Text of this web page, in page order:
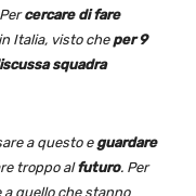
cercare di fare
Italia, visto che per 9
squadra
a questo e guardare
troppo alfuturo. Per
a quello che stanno